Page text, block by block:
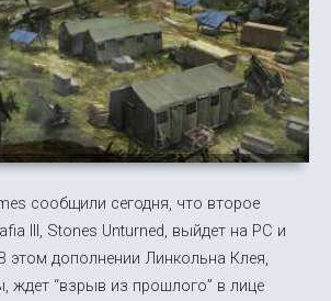
сообщили сегодня, что второе
III, Stones Unturned, выйдет на PC и
этом дополнении Линкольна Клея,
ждет “взрыв из прошлого” в лице